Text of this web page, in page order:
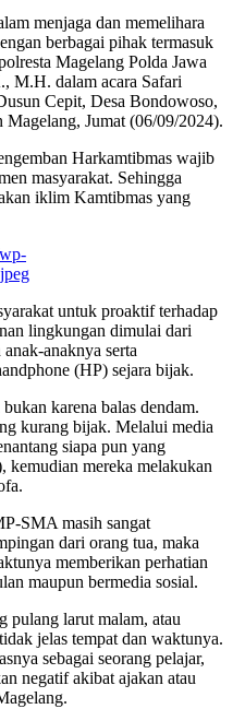
menjaga dan memelihara
berbagai pihak termasuk
Magelang Polda Jawa
M.H. dalam acara Safari
Cepit, Desa Bondowoso,
Jumat (06/09/2024).
Harkamtibmas wajib
masyarakat. Sehingga
iklim Kamtibmas yang
untuk proaktif terhadap
lingkungan dimulai dari
anaknya serta
(HP) sejara bijak.
karena balas dendam.
kurang bijak. Melalui media
siapa pun yang
kemudian mereka melakukan
SMA masih sangat
dari orang tua, maka
memberikan perhatian
maupun bermedia sosial.
pulang larut malam, atau
jelas tempat dan waktunya.
sebagai seorang pelajar,
negatif akibat ajakan atau